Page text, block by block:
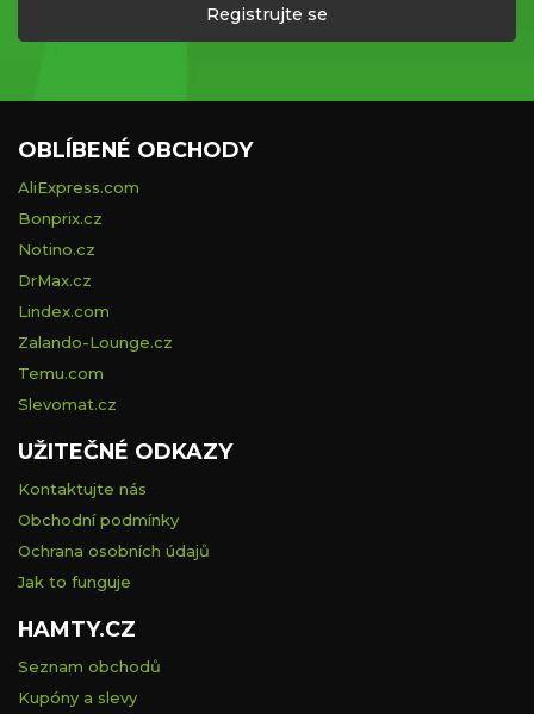
Registrujte se
OBLÍBENÉ OBCHODY
AliExpress.com
Bonprix.cz
Notino.cz
DrMax.cz
Lindex.com
Zalando-Lounge.cz
Temu.com
Slevomat.cz
UŽITEČNÉ ODKAZY
Kontaktujte nás
Obchodní podmínky
Ochrana osobních údajů
Jak to funguje
HAMTY.CZ
Seznam obchodů
Kupóny a slevy